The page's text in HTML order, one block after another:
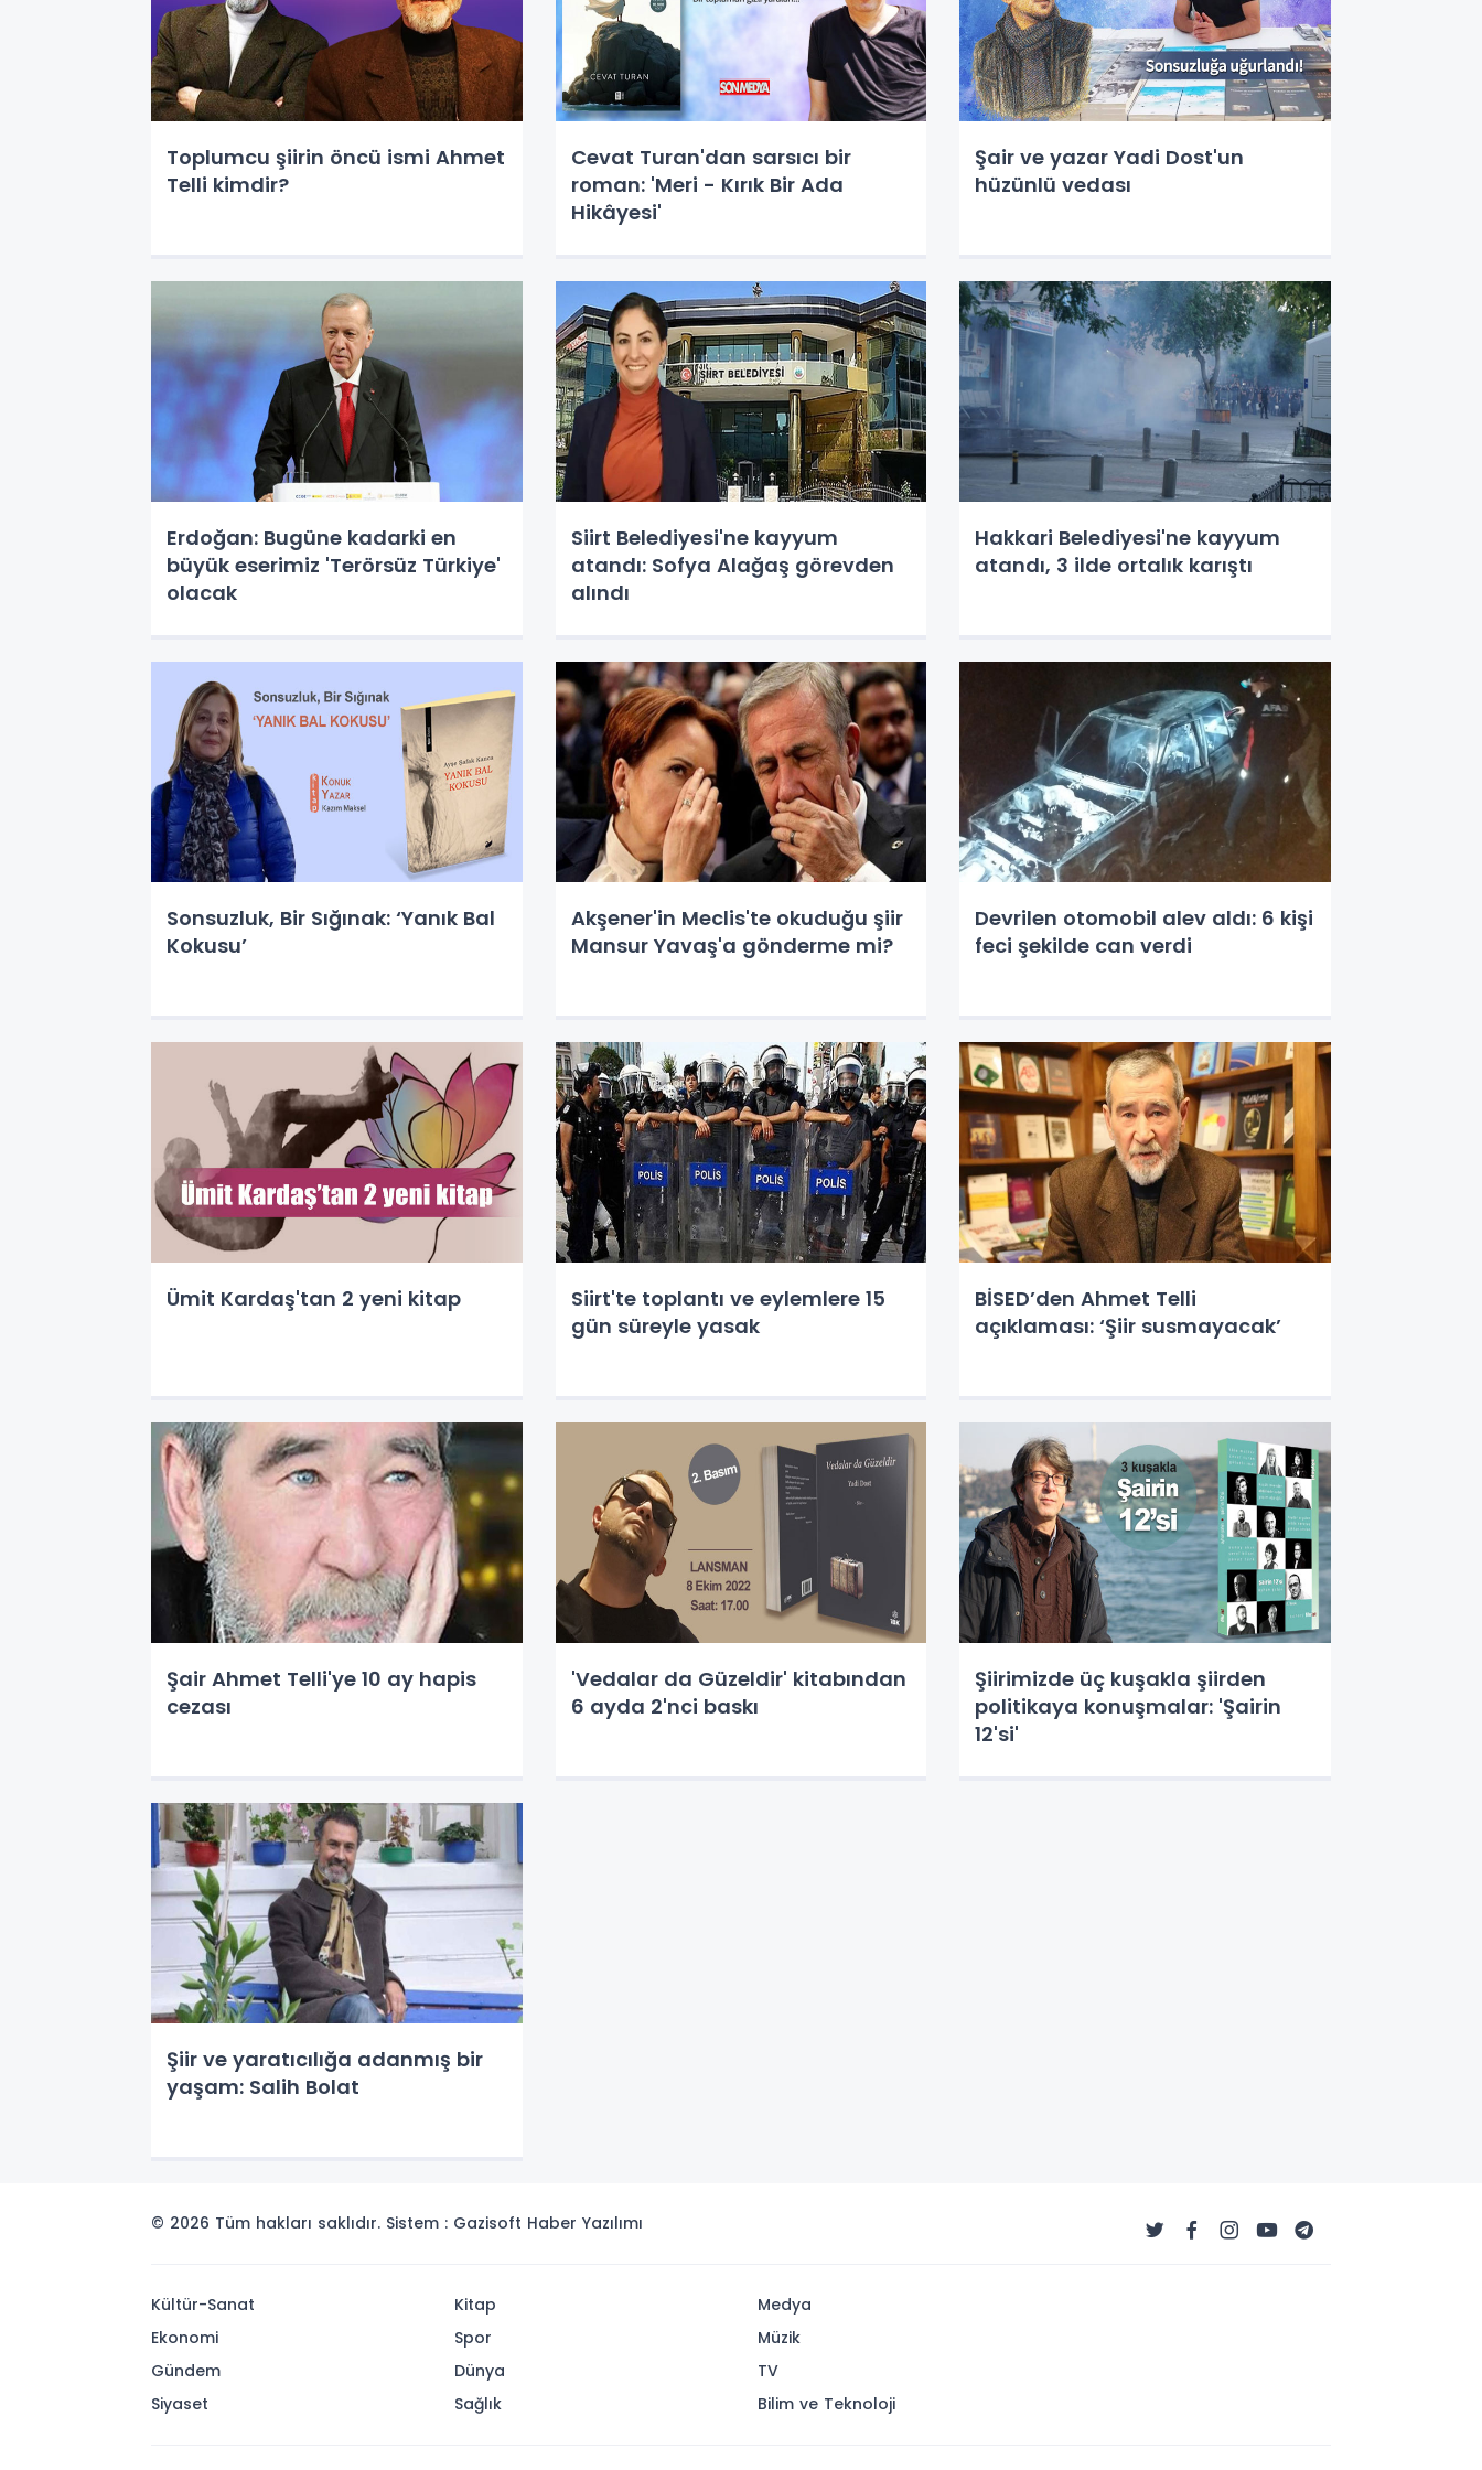
Toplumcu şiirin öncü ismi Ahmet
Telli kimdir?
Cevat Turan'dan sarsıcı bir
roman: 'Meri - Kırık Bir Ada
Hikâyesi'
Şair ve yazar Yadi Dost'un
hüzünlü vedası
Erdoğan: Bugüne kadarki en
büyük eserimiz 'Terörsüz Türkiye'
olacak
Siirt Belediyesi'ne kayyum
atandı: Sofya Alağaş görevden
alındı
Hakkari Belediyesi'ne kayyum
atandı, 3 ilde ortalık karıştı
Sonsuzluk, Bir Sığınak: ‘Yanık Bal
Kokusu’
Akşener'in Meclis'te okuduğu şiir
Mansur Yavaş'a gönderme mi?
Devrilen otomobil alev aldı: 6 kişi
feci şekilde can verdi
Ümit Kardaş'tan 2 yeni kitap
Siirt'te toplantı ve eylemlere 15
gün süreyle yasak
BİSED’den Ahmet Telli
açıklaması: ‘Şiir susmayacak’
Şair Ahmet Telli'ye 10 ay hapis
cezası
'Vedalar da Güzeldir' kitabından
6 ayda 2'nci baskı
Şiirimizde üç kuşakla şiirden
politikaya konuşmalar: 'Şairin
12'si'
Şiir ve yaratıcılığa adanmış bir
yaşam: Salih Bolat
© 2026 Tüm hakları saklıdır. Sistem : Gazisoft Haber Yazılımı
Kültür-Sanat
Ekonomi
Gündem
Siyaset
Kitap
Spor
Dünya
Sağlık
Medya
Müzik
TV
Bilim ve Teknoloji